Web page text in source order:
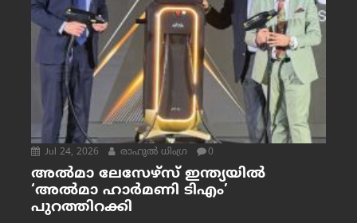
Jul 24, 2026 രാഹുല്‍ ധിംഗ്ര 0
അൽമാ ലേസേഴ്സ് ഇന്ത്യയിൽ
‘അൽമാ ഹാർമണി ടിഎം’
പുറത്തിറക്കി